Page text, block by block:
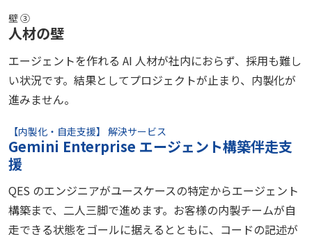
壁 ③
人材の壁
エージェントを作れる AI 人材が社内におらず、採用も難し
い状況です。結果としてプロジェクトが止まり、内製化が
進みません。
【内製化・自走支援】 解決サービス
Gemini Enterprise エージェント構築伴走支
援
QES のエンジニアがユースケースの特定からエージェント
構築まで、二人三脚で進めます。お客様の内製チームが自
走できる状態をゴールに据えるとともに、コードの記述が